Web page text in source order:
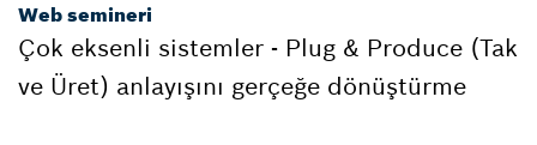
Web semineri
Çok eksenli sistemler - Plug & Produce (Tak
ve Üret) anlayışını gerçeğe dönüştürme